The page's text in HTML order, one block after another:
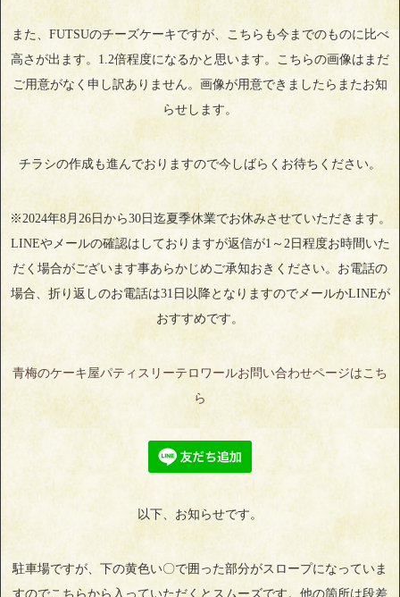
また、FUTSUのチーズケーキですが、こちらも今までのものに比べ
高さが出ます。1.2倍程度になるかと思います。こちらの画像はまだ
ご用意がなく申し訳ありません。画像が用意できましたらまたお知
らせします。
チラシの作成も進んでおりますので今しばらくお待ちください。
※2024年8月26日から30日迄夏季休業でお休みさせていただきます。
LINEやメールの確認はしておりますが返信が1～2日程度お時間いた
だく場合がございます事あらかじめご承知おきください。お電話の
場合、折り返しのお電話は31日以降となりますのでメールかLINEが
おすすめです。
青梅のケーキ屋パティスリーテロワールお問い合わせページはこち
ら
以下、お知らせです。
駐車場ですが、下の黄色い〇で囲った部分がスロープになっていま
すのでこちらから入っていただくとスムーズです。他の箇所は段差